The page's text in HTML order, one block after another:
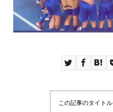
この記事のタイト